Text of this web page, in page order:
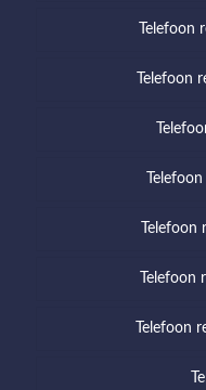
Telefoon
Telefoon
Telefoon
Telefoon